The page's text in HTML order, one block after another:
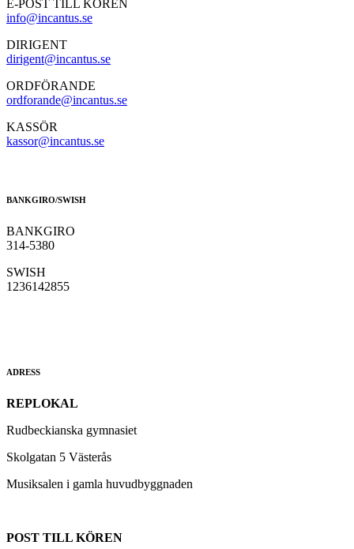
E-POST TILL KÖREN
info@incantus.se
DIRIGENT
dirigent@incantus.se
ORDFÖRANDE
ordforande@incantus.se
KASSÖR
kassor@incantus.se
BANKGIRO/SWISH
BANKGIRO
314-5380
SWISH
1236142855
ADRESS
REPLOKAL
Rudbeckianska gymnasiet
Skolgatan 5 Västerås
Musiksalen i gamla huvudbyggnaden
POST TILL KÖREN